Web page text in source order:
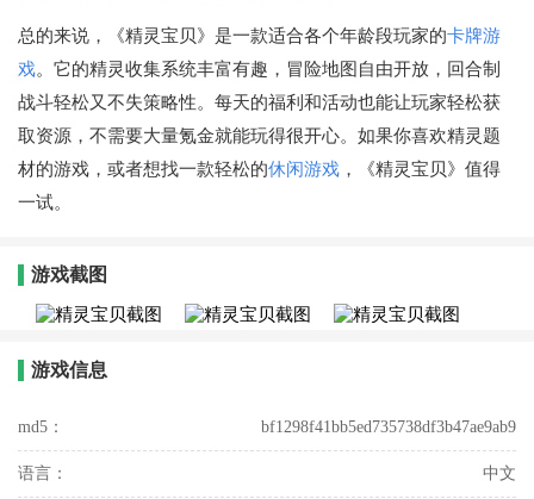
总的来说，《精灵宝贝》是一款适合各个年龄段玩家的卡牌游
戏。它的精灵收集系统丰富有趣，冒险地图自由开放，回合制
战斗轻松又不失策略性。每天的福利和活动也能让玩家轻松获
取资源，不需要大量氪金就能玩得很开心。如果你喜欢精灵题
材的游戏，或者想找一款轻松的休闲游戏 ，《精灵宝贝》值得
一试。
游戏截图
游戏信息
md5： bf1298f41bb5ed735738df3b47ae9ab9
语言： 中文